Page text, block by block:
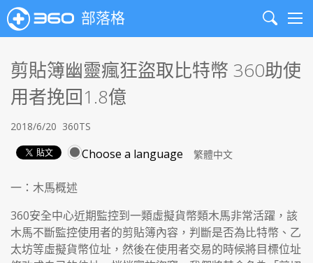
部落格
Search
剪貼簿幽靈瘋狂盜取比特幣 360助使
用者挽回1.8億
2018/6/20 360TS
Choose a language
一：木馬概述
360安全中心近期監控到一類虛擬貨幣類木馬非常活躍，該
木馬不斷監控使用者的剪貼簿內容，判斷是否為比特幣、乙
太坊等虛擬貨幣位址，然後在使用者交易的時候將目標位址